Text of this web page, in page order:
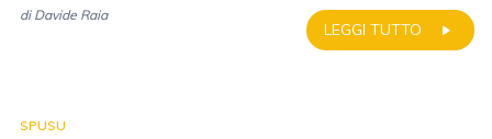
LEGGI TUTTO
di Davide Raia
SPUSU